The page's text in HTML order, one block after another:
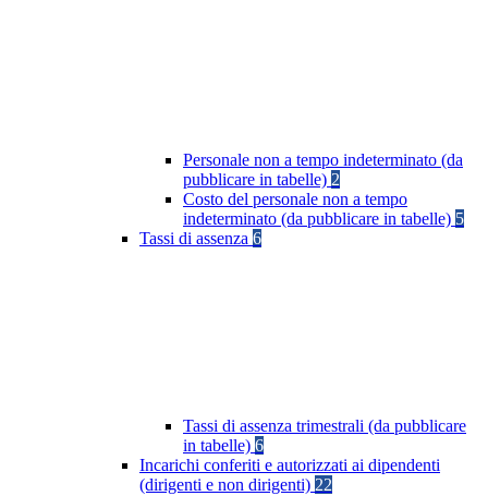
Personale non a tempo indeterminato (da
pubblicare in tabelle) 2
Costo del personale non a tempo
indeterminato (da pubblicare in tabelle) 5
Tassi di assenza 6
Tassi di assenza trimestrali (da pubblicare
in tabelle) 6
Incarichi conferiti e autorizzati ai dipendenti
(dirigenti e non dirigenti) 22